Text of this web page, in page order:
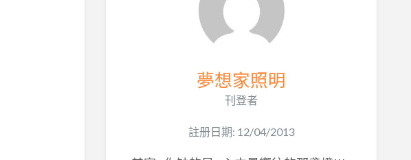
夢想家照明
刊登者
註册日期: 12/04/2013